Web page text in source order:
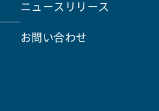
ニュースリリース
お問い合わせ